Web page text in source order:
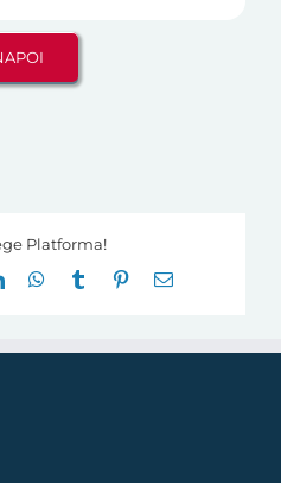
Platforma!
LinkedInWhatsApp
Tumblr Pinterest
E-